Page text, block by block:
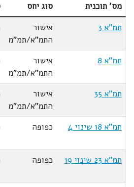
מס' תוכנית סוג יחס
תמ"א 3
אישור
התמ"א/תמ"מ
תמ"א 8
אישור
התמ"א/תמ"מ
תמ"א 35
אישור
התמ"א/תמ"מ
תמ"א 18 שינוי 4
כפופה
תמ"א 23 שינוי 19
כפופה